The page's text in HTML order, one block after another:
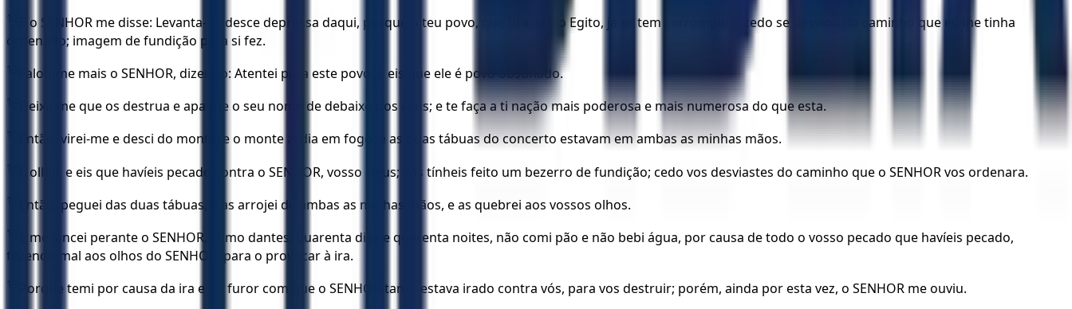
12
E o SENHOR me disse: Levanta-te, desce depressa daqui, porque o teu povo, que tiraste do Egito, já se tem corrompido; cedo se desviou do caminho que eu lhe tinha
ordenado; imagem de fundição para si fez.
13 Falou-me mais o SENHOR, dizendo: Atentei para este povo, e eis que ele é povo obstinado.
14 Deixa-me que os destrua e apague o seu nome de debaixo dos céus; e te faça a ti nação mais poderosa e mais numerosa do que esta.
15 Então, virei-me e desci do monte; e o monte ardia em fogo, e as duas tábuas do concerto estavam em ambas as minhas mãos.
16 E olhei, e eis que havíeis pecado contra o SENHOR, vosso Deus; vós tínheis feito um bezerro de fundição; cedo vos desviastes do caminho que o SENHOR vos ordenara.
17 Então, peguei das duas tábuas, e as arrojei de ambas as minhas mãos, e as quebrei aos vossos olhos.
18
E me lancei perante o SENHOR, como dantes; quarenta dias e quarenta noites, não comi pão e não bebi água, por causa de todo o vosso pecado que havíeis pecado,
fazendo mal aos olhos do SENHOR, para o provocar à ira.
19 Porque temi por causa da ira e do furor com que o SENHOR tanto estava irado contra vós, para vos destruir; porém, ainda por esta vez, o SENHOR me ouviu.